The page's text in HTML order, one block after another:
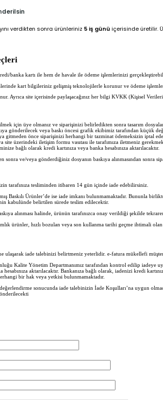
verdikten sonra ürünleriniz 5 iş günü içerisinde üretilir.
banka kartı ile hem de havale ile ödeme işlemlerinizi
kart bilgileriniz gelişmiş teknolojilerle korunur ve ödeme
Ayrıca site içerisinde paylaşacağınız her bilgi KVKK (Kişisel
için üye olmanız ve siparişinizi belirledikten sonra tasarım
gönderilecek veya baskı öncesi grafik ekibimiz tarafından küçük
gitmeden önce siparişinizi herhangi bir tazminat ödemeksizin iptal
üzerindeki iletişim formu vasıtası ile tarafımıza iletmeniz
bağlı olarak kredi kartınıza veya banka hesabınıza aktarılacaktır.
sonra ve/veya gönderdiğiniz dosyanın baskıya alınmasından sonra
tarafınıza tesliminden itibaren 14 gün içinde iade edebilirsiniz.
Baskılı Ürünler’de ise iade imkanı bulunmamaktadır. Bununla
kabulünde belirtilen sürede teslim edilecektir.
alınması halinde, ürünün tarafınızca onay verildiği şekilde
ürünler, hızlı bozulan veya son kullanma tarihi geçme ihtimali
ulaşarak iade talebinizi belirtmeniz yeterlidir. e-fatura mükellefi
Kalite Yönetim Departmanımız tarafından kontrol edilip iadeye
aktarılacaktır. Bankanıza bağlı olarak, iadenizi kredi
bir hak veya yetkisi bulunmamaktadır.
sonucunda iade talebinizin İade Koşulları’na uygun
i